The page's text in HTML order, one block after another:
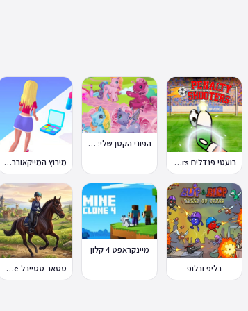
בועטי פנדלים Penalty Shooters
הפוני הקטן שלי: מסיבה בכפר
מירוץ המייקאובר Makeover Run
בליפ ובלופ
מיינקראפט 4 קלון
סטאר סטייבל Star Stable Online